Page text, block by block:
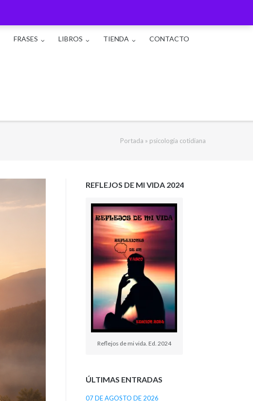
FRASES LIBROS TIENDA CONTACTO
Portada » psicología cotidiana
REFLEJOS DE MI VIDA 2024
Reflejos de mi vida. Ed. 2024
ÚLTIMAS ENTRADAS
07 DE AGOSTO DE 2026